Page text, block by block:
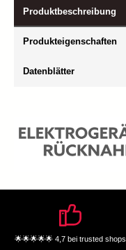
Produktbeschreibung
Produkteigenschaften
Datenblätter
🌟🌟🌟🌟🌟 4,7 bei trusted shops